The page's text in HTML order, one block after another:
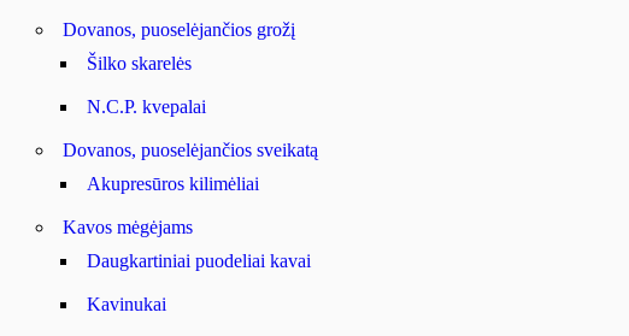
Dovanos, puoselėjančios grožį
Šilko skarelės
N.C.P. kvepalai
Dovanos, puoselėjančios sveikatą
Akupresūros kilimėliai
Kavos mėgėjams
Daugkartiniai puodeliai kavai
Kavinukai